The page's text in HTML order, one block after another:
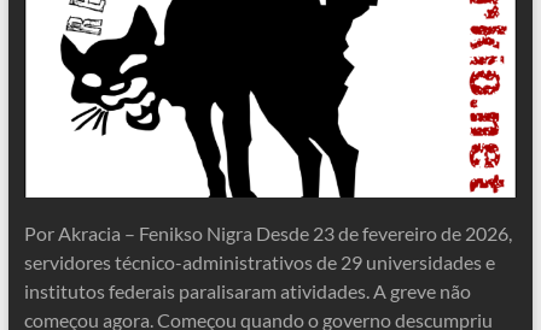
Por Akracia – Fenikso Nigra Desde 23 de fevereiro de 2026,
servidores técnico-administrativos de 29 universidades e
institutos federais paralisaram atividades. A greve não
começou agora. Começou quando o governo descumpriu